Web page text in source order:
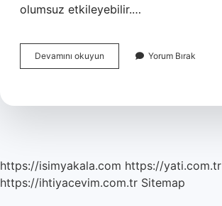
olumsuz etkileyebilir.…
Devamını okuyun
Ağrısı
Geçer
Yorum Bırak
https://isimyakala.com https://yati.com.tr
https://ihtiyacevim.com.tr Sitemap